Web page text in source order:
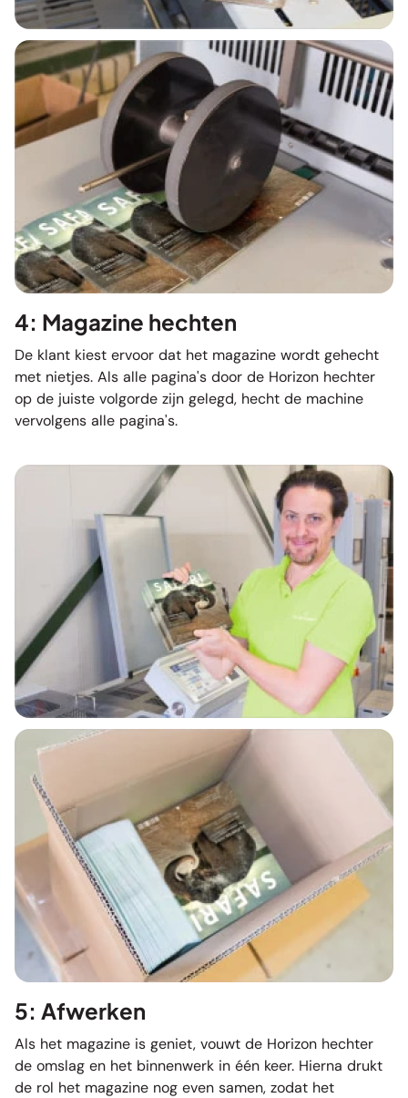
4: Magazine hechten
De klant kiest ervoor dat het magazine wordt gehecht
met nietjes. Als alle pagina's door de Horizon hechter
op de juiste volgorde zijn gelegd, hecht de machine
vervolgens alle pagina's.
5: Afwerken
Als het magazine is geniet, vouwt de Horizon hechter
de omslag en het binnenwerk in één keer. Hierna drukt
de rol het magazine nog even samen, zodat het